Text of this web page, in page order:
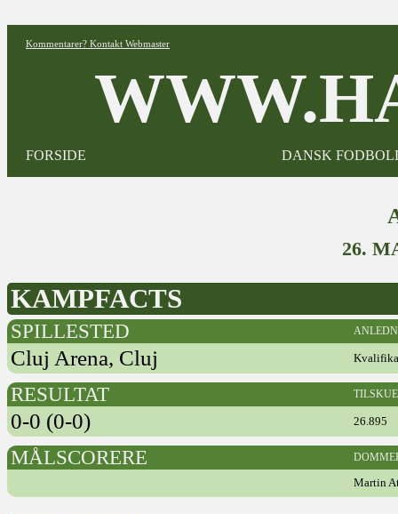
Kommentarer? Kontakt Webmaster
FORSIDE DANSK
26.
KAMPFACTS
SPILLESTED
Cluj Arena, Cluj
RESULTAT
0-0 (0-0) 26.895
MÅLSCORERE
Martin